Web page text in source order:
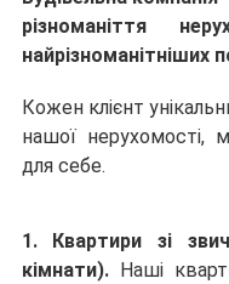
різноманіття
найрізноманітніших
Кожен клієнт
нашої нерухомості,
для себе.
1. Квартири зі
кімнати). Наші